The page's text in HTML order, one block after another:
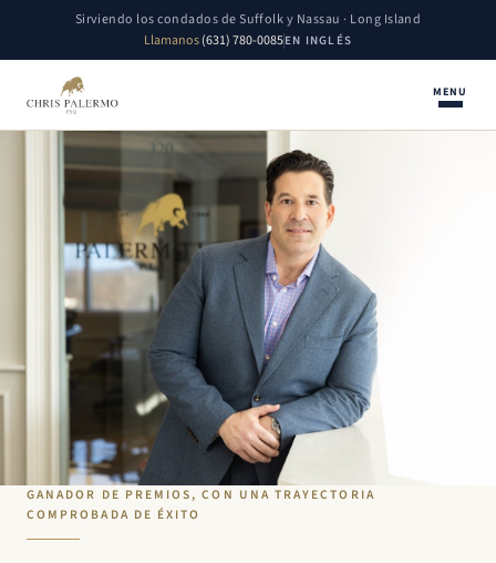
Sirviendo los condados de Suffolk y Nassau · Long Island
Llamanos (631) 780-0085EN INGLÉS
MENU
GANADOR DE PREMIOS, CON UNA TRAYECTORIA
COMPROBADA DE ÉXITO